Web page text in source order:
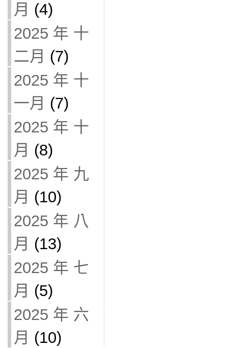
月 (4)
2025 年 十
二月 (7)
2025 年 十
一月 (7)
2025 年 十
月 (8)
2025 年 九
月 (10)
2025 年 八
月 (13)
2025 年 七
月 (5)
2025 年 六
月 (10)